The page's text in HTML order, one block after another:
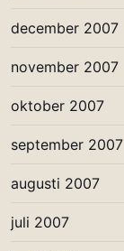
december 2007
november 2007
oktober 2007
september 2007
augusti 2007
juli 2007